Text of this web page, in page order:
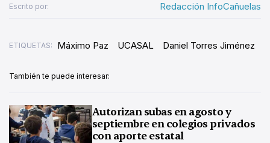
Escrito por: Redacción InfoCañuelas
ETIQUETAS: Máximo Paz UCASAL Daniel Torres Jiménez
También te puede interesar:
Autorizan subas en agosto y
septiembre en colegios privados
con aporte estatal